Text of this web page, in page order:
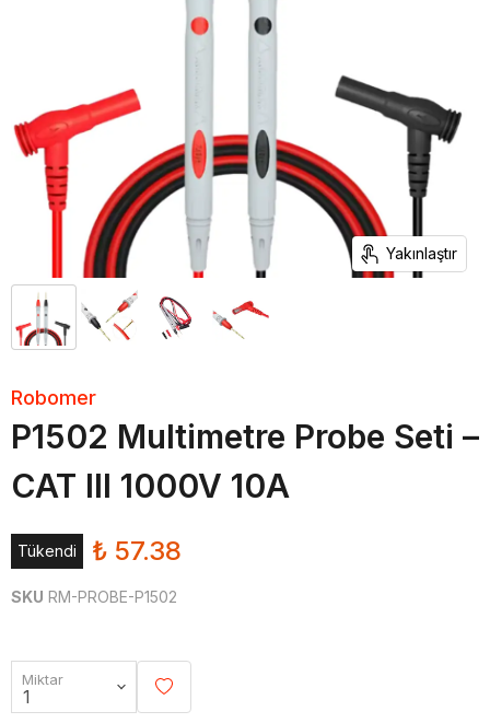
Yakınlaştır
Robomer
P1502 Multimetre Probe Seti –
CAT III 1000V 10A
Tükendi ₺ 57.38
SKU RM-PROBE-P1502
Miktar